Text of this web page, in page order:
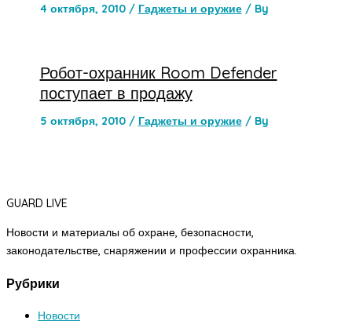
4 октября, 2010 / Гаджеты и оружие/ By
Робот-охранник Room Defender
поступает в продажу
5 октября, 2010 / Гаджеты и оружие/ By
GUARD LIVE
Новости и материалы об охране, безопасности,
законодательстве, снаряжении и профессии охранника.
Рубрики
Новости